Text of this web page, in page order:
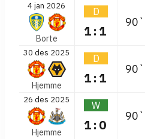
4 jan 2026
Borte
D
1:1
90`
30 des 2025
Hjemme
D
1:1
90`
26 des 2025
Hjemme
W
1:0
90`